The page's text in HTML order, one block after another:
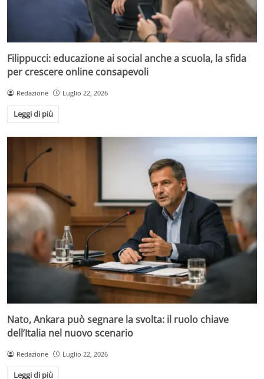
Filippucci: educazione ai social anche a scuola, la sfida
per crescere online consapevoli
Redazione Luglio 22, 2026
Leggi di più
Nato, Ankara può segnare la svolta: il ruolo chiave
dell’Italia nel nuovo scenario
Redazione Luglio 22, 2026
Leggi di più